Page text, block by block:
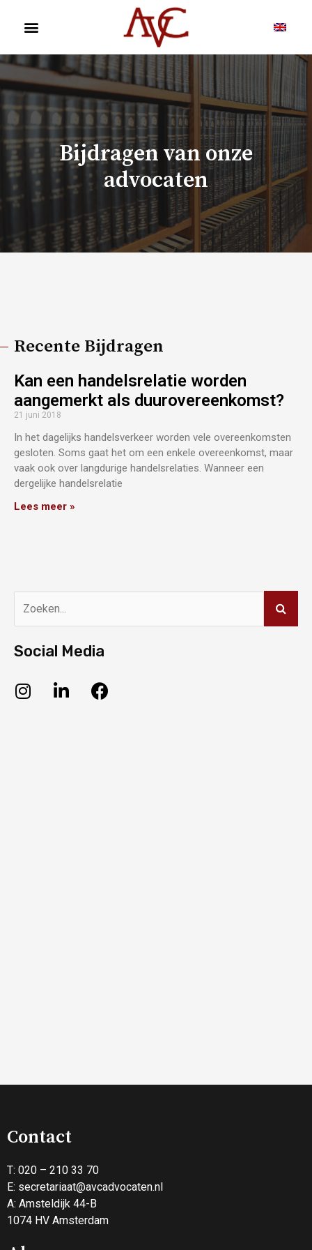
Bijdragen van onze
advocaten
Recente Bijdragen
Kan een handelsrelatie worden
aangemerkt als duurovereenkomst?
21 juni 2018
In het dagelijks handelsverkeer worden vele overeenkomsten
gesloten. Soms gaat het om een enkele overeenkomst, maar
vaak ook over langdurige handelsrelaties. Wanneer een
dergelijke handelsrelatie
Lees meer »
Social Media
Contact
T: 020 – 210 33 70
E: secretariaat@avcadvocaten.nl
A: Amsteldijk 44-B
1074 HV Amsterdam